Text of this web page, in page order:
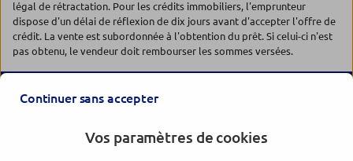
légal de rétractation. Pour les crédits immobiliers, l'emprunteur
dispose d'un délai de réflexion de dix jours avant d'accepter l'offre de
crédit. La vente est subordonnée à l'obtention du prêt. Si celui-ci n'est
pas obtenu, le vendeur doit rembourser les sommes versées.
Les agences Banque Populaire dans les villes à proximité
Continuer sans accepter
Vos paramètres de cookies